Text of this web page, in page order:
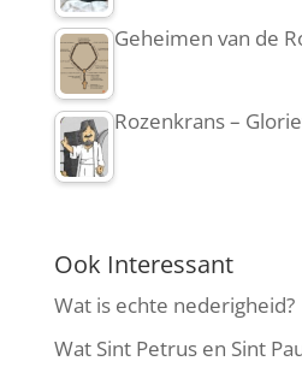
Geheimen van de
Rozenkrans –
Ook Interessant
Wat is echte nederigheid?
Wat Sint Petrus en Sint